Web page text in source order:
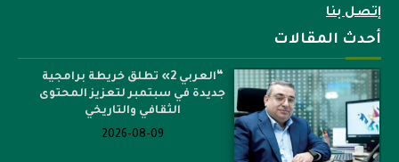
إتصل بنا
أحدث المقالات
“العربي 2» تطلق خريطة برامجية
جديدة في سبتمبر لتعزيز المحتوى
الثقافي والتاريخي
2026-08-09